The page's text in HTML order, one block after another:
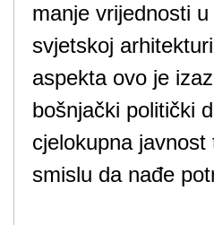
manje vrijednosti
svjetskoj
aspekta ovo je
bošnjački politički
cjelokupna
smislu da nađe